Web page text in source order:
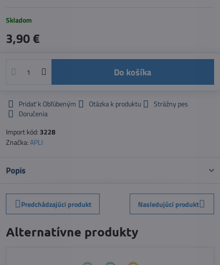
Skladom
3,90 €
Do košíka
Pridať k Obľúbeným Otázka k produktu
Strážny pes
Doručenia
Import kód: 3228
Značka:APLI
Popis
Predchádzajúci produkt Nasledujúci produkt
Alternatívne produkty